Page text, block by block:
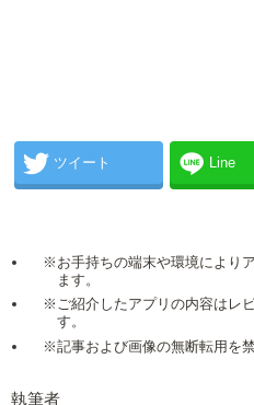
ツイート Line
※お手持ちの端末や環境により
ます。
※ご紹介したアプリの内容はレ
す。
※記事および画像の無断転用を禁
執筆者